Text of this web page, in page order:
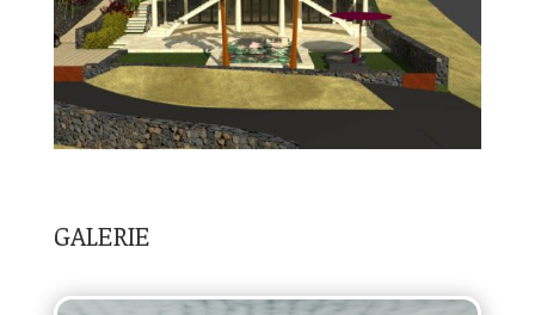
GALERIE